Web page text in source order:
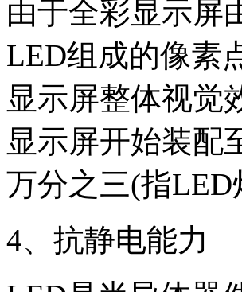
由于全彩显示屏
LED组成的像素
显示屏整体视觉
显示屏开始装配
万分之三(指LED
4、抗静电能力